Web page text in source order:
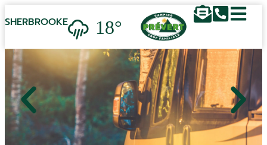
SHERBROOKE 18°